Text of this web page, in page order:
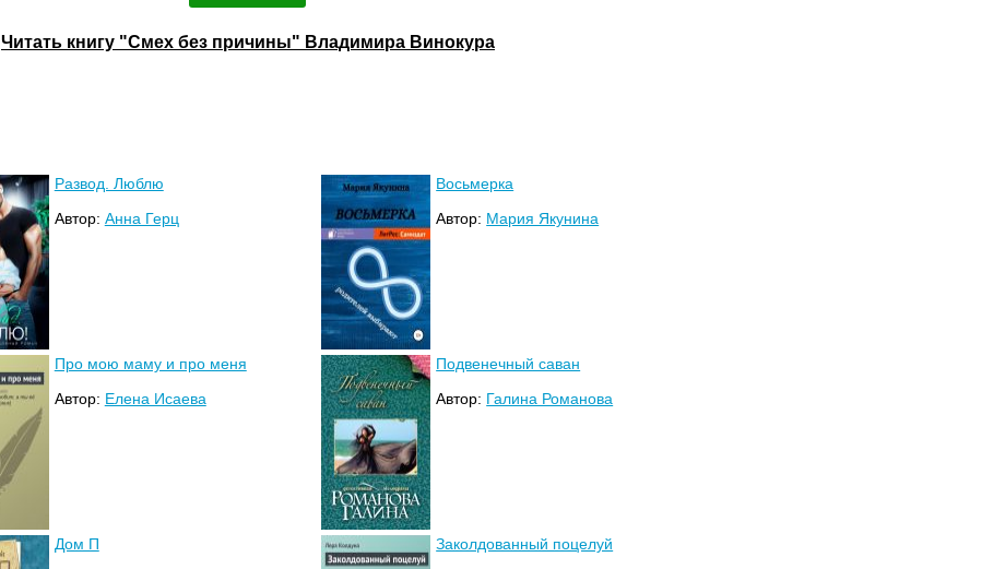
Читать книгу "Смех без причины" Владимира Винокура
Развод. Люблю
Автор: Анна Герц
Восьмерка
Автор: Мария Якунина
Про мою маму и про меня
Автор: Елена Исаева
Подвенечный саван
Автор: Галина Романова
Дом П
Заколдованный поцелуй